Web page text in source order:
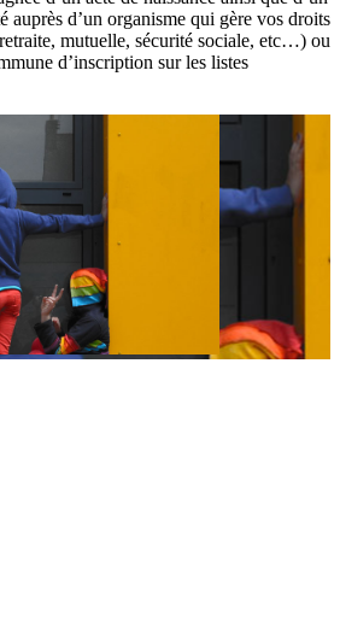
auprès d’un organisme qui gère vos droits
mutuelle, sécurité sociale, etc…) ou
d’inscription sur les listes